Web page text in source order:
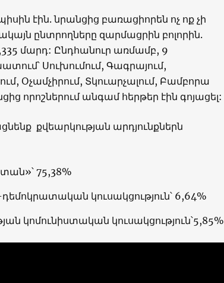
էին. նրանցից բառացիորեն ոչ ոք չի
ընտրողները զարմացրին բոլորին.
մարդ: Ընդհանուր առմամբ, 9
Սուխումում, Գագրայում,
Օչամչիրում, Տկուարչալում, Բամբորա
որոշներում անգամ հերթեր էին գոյացել:
քվեարկության արդյունքներն
75,38%
կուսակցություն՝ 6,64%
կոմունիստական կուսակցություն՝5,85%